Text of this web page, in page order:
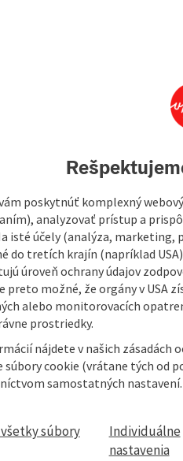
point. Cigarette machine
poskytnúť komplexný
analyzovať prístup a
isté účely (analýza, marketing,
do tretích krajín (napríklad
úroveň ochrany údajov
preto možné, že orgány v USA
alebo monitorovacích
prostriedky.
nájdete v našich zásadách
cookie (vrátane tých od
samostatných
súbory
Individuálne
nastavenia